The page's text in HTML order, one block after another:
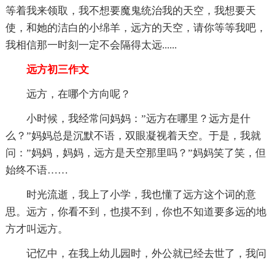
等着我来领取，我不想要魔鬼统治我的天空，我想要天
使，和她的洁白的小绵羊，远方的天空，请你等等我吧，
我相信那一时刻一定不会隔得太远......
远方初三作文
远方，在哪个方向呢？
小时候，我经常问妈妈：”远方在哪里？远方是什
么？”妈妈总是沉默不语，双眼凝视着天空。于是，我就
问：”妈妈，妈妈，远方是天空那里吗？”妈妈笑了笑，但
始终不语……
时光流逝，我上了小学，我也懂了远方这个词的意
思。远方，你看不到，也摸不到，你也不知道要多远的地
方才叫远方。
记忆中，在我上幼儿园时，外公就已经去世了，我问